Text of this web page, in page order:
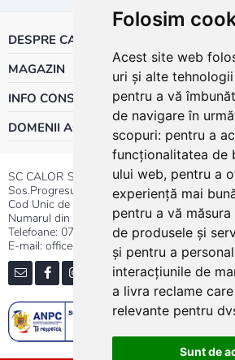
Folosim
Acest site web
uri și alte
pentru a vă
de navigare în
scopuri: pentru a
funcționalitatea de
ului web, pentru a
experiență mai
pentru a vă
de produsele și
și pentru a
interacțiunile de
a livra reclame
relevante pentru
Sunt de
DESPRE CALOR
MAGAZIN
INFO CONSUMATOR
DOMENII ACTIVITATE
SC CALOR SRL
Sos.Progresului nr.30-40, Sector 5,
Cod Unic de Inregistrare: RO 3004724
Numarul din Registrul Comertului:J40/
Telefoane: 0737.23.44.44|021.411.44.44
E-mail: office@calor.ro